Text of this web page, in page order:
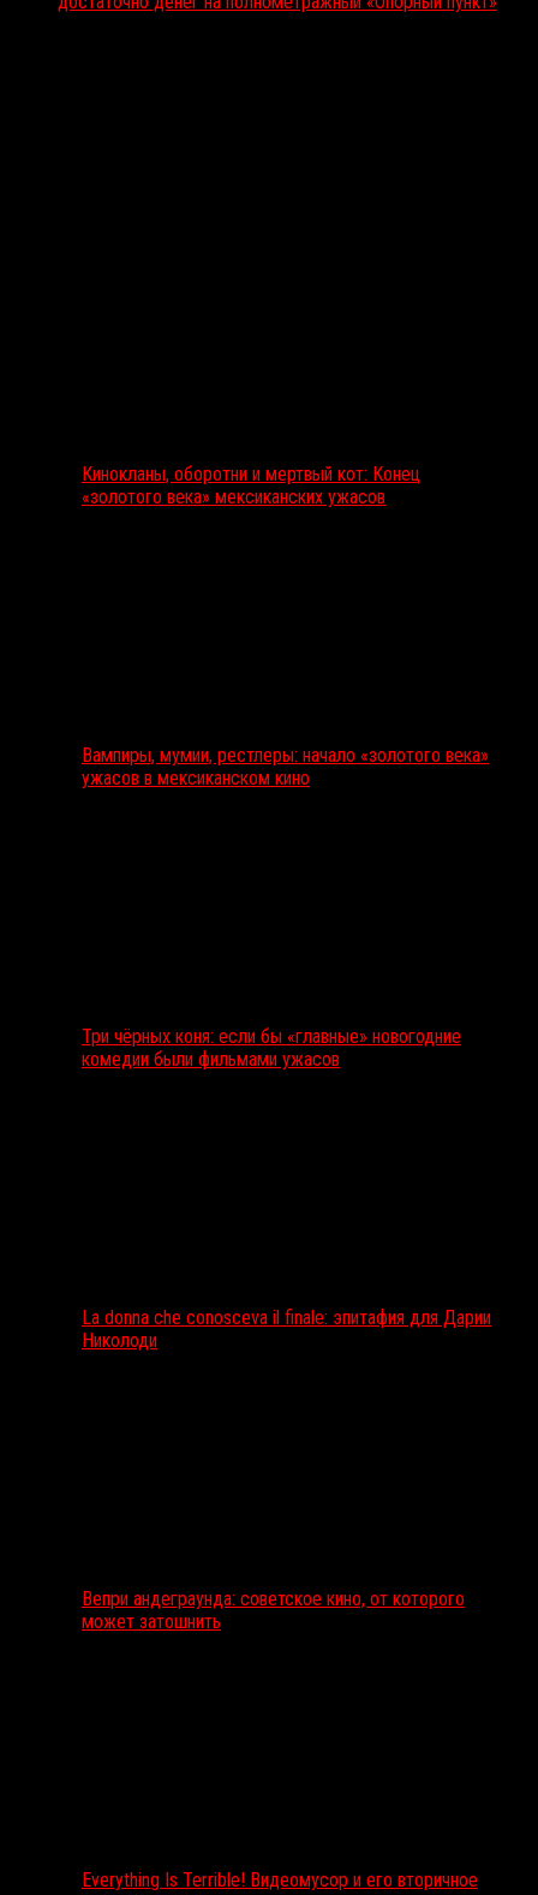
Кинокланы, оборотни и мертвый кот: Конец
«золотого века» мексиканских ужасов
Вампиры, мумии, рестлеры: начало «золотого века»
ужасов в мексиканском кино
Три чёрных коня: если бы «главные» новогодние
комедии были фильмами ужасов
La donna che conosceva il finale: эпитафия для Дарии
Николоди
Вепри андеграунда: советское кино, от которого
может затошнить
Everything Is Terrible! Видеомусор и его вторичное